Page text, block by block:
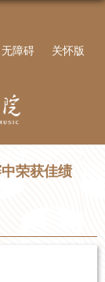
无障碍 关怀版
荣获佳绩